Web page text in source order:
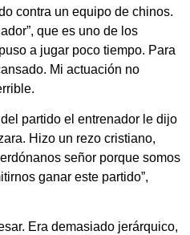
contra un equipo de chinos.
que es uno de los
a jugar poco tiempo. Para
Mi actuación no
partido el entrenador le dijo
Hizo un rezo cristiano,
señor porque somos
ganar este partido”,
Era demasiado jerárquico,